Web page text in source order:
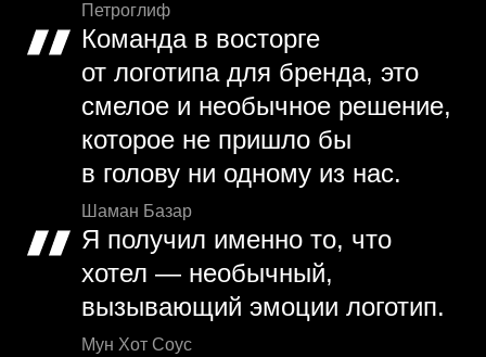
Петроглиф
Команда в восторге
от логотипа для бренда, это
смелое и необычное решение,
которое не пришло бы
в голову ни одному из нас.
Шаман Базар
Я получил именно то, что
хотел — необычный,
вызывающий эмоции логотип.
Мун Хот Соус